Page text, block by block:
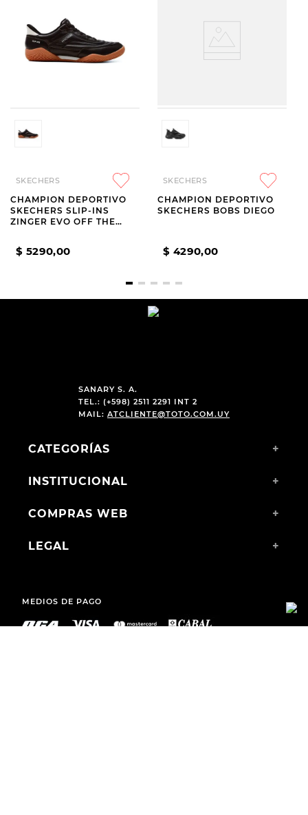
SKECHERS
CHAMPION DEPORTIVO
SKECHERS SLIP-INS
ZINGER EVO OFF THE
$ 5290,00
SKECHERS
CHAMPION DEPORTIVO
SKECHERS BOBS DIEGO
$ 4290,00
SANARY S. A.
TEL.: (+598) 2511 2291 INT 2
MAIL: ATCLIENTE@TOTO.COM.UY
CATEGORÍAS +
INSTITUCIONAL +
COMPRAS WEB +
LEGAL +
MEDIOS DE PAGO